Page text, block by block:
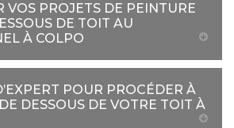
VOS PROJETS DE PEINTURE
DE TOIT AU
À COLPO
POUR PROCÉDER À
DESSOUS DE VOTRE TOIT À